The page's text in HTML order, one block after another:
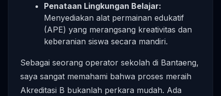
Penataan Lingkungan Belajar:
Menyediakan alat permainan edukatif
(APE) yang merangsang kreativitas dan
keberanian siswa secara mandiri.
Sebagai seorang operator sekolah di Bantaeng,
saya sangat memahami bahwa proses meraih
Akreditasi B bukanlah perkara mudah. Ada